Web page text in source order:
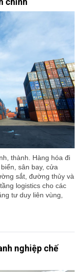
thành. Hàng hóa đi
sân bay, cửa
sắt, đường thủy và
logistics cho các
tư duy liên vùng,
nghiệp chế